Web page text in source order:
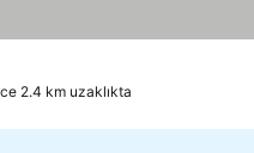
2.4 km uzaklıkta